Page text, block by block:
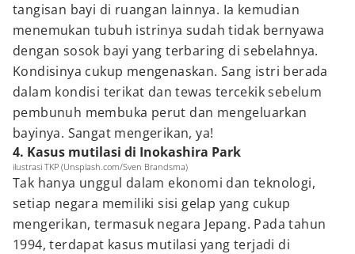
tangisan bayi di ruangan lainnya. Ia kemudian
menemukan tubuh istrinya sudah tidak bernyawa
dengan sosok bayi yang terbaring di sebelahnya.
Kondisinya cukup mengenaskan. Sang istri berada
dalam kondisi terikat dan tewas tercekik sebelum
pembunuh membuka perut dan mengeluarkan
bayinya. Sangat mengerikan, ya!
4. Kasus mutilasi di Inokashira Park
ilustrasi TKP (Unsplash.com/Sven Brandsma)
Tak hanya unggul dalam ekonomi dan teknologi,
setiap negara memiliki sisi gelap yang cukup
mengerikan, termasuk negara Jepang. Pada tahun
1994, terdapat kasus mutilasi yang terjadi di